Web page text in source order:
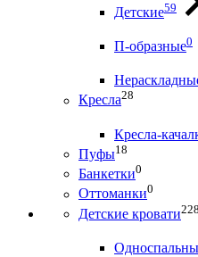
Детские59
П-образные0
Кресла28
Кресла-
Пуфы18
Банкетки0
Оттоманки0
Детские кровати228